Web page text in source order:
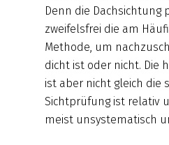
Denn die Dachsichtung
zweifelsfrei die am
Methode, um
dicht ist oder nicht. Die
ist aber nicht gleich die
Sichtprüfung ist relativ
meist unsystematisch